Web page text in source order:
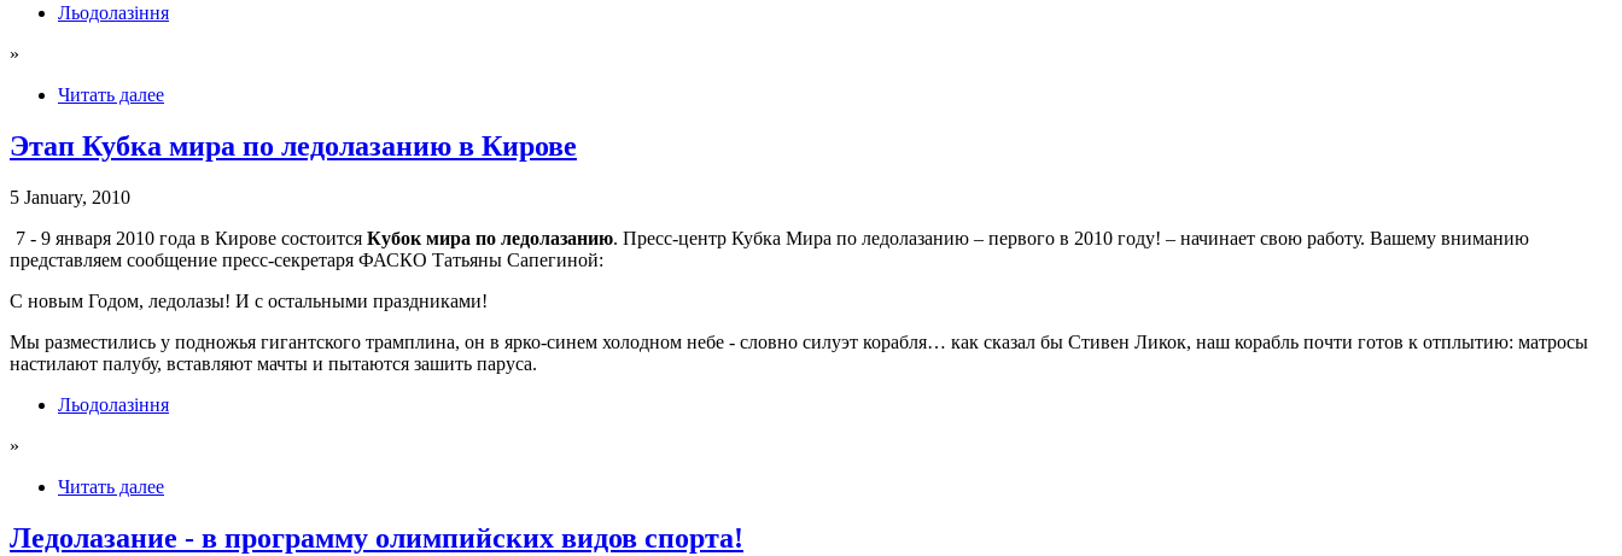
Льодолазіння
»
Читать далее
Этап Кубка мира по ледолазанию в Кирове
5 January, 2010
7 - 9 января 2010 года в Кирове состоится Кубок мира по ледолазанию. Пресс-центр Кубка Мира по ледолазанию – первого в 2010 году! – начинает свою работу. Вашему вниманию
представляем сообщение пресс-секретаря ФАСКО Татьяны Сапегиной:
С новым Годом, ледолазы! И с остальными праздниками!
Мы разместились у подножья гигантского трамплина, он в ярко-синем холодном небе - словно силуэт корабля… как сказал бы Стивен Ликок, наш корабль почти готов к отплытию: матросы
настилают палубу, вставляют мачты и пытаются зашить паруса.
Льодолазіння
»
Читать далее
Ледолазание - в программу олимпийских видов спорта!